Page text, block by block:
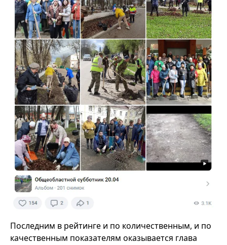
Последним в рейтинге и по количественным, и по
качественным показателям оказывается глава